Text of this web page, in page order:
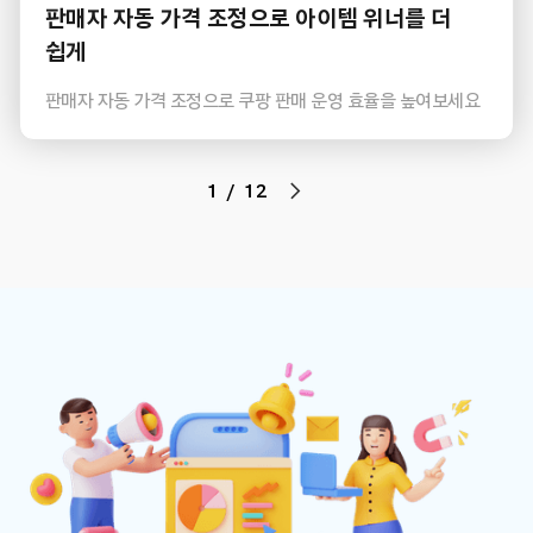
판매자 자동 가격 조정으로 아이템 위너를 더
쉽게
판매자 자동 가격 조정으로 쿠팡 판매 운영 효율을 높여보세요
1 / 12